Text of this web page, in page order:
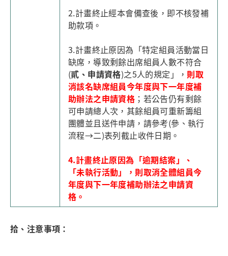
2.計畫終止經本會備查後，即不核發補
助款項。
3.計畫終止原因為「特定組員活動當日
缺席，導致剩餘出席組員人數不符合
(貳、 申請資格)之5人的規定」， 則取
消該名缺席組員今年度與下一年度補
助辦法之申請資格 ；若公告仍有剩餘
可申請總人次，其餘組員可重新籌組
團體並且送件申請，請參考(參、執行
流程→二)表列截止收件日期。
4.計畫終止原因為「逾期結案」、
「未執行活動」，則取消全體組員今
年度與下一年度補助辦法之申請資
格。
拾、注意事項 ：